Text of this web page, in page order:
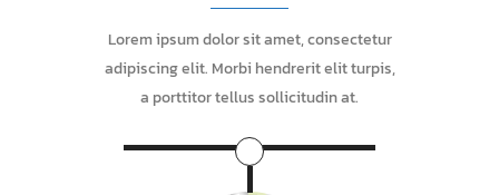
Lorem ipsum dolor sit amet, consectetur
adipiscing elit. Morbi hendrerit elit turpis,
a porttitor tellus sollicitudin at.